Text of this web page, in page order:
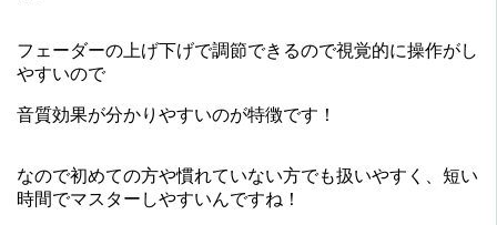
フェーダーの上げ下げで調節できるので視覚的に操作がし
やすいので
音質効果が分かりやすいのが特徴です！
なので初めての方や慣れていない方でも扱いやすく、短い
時間でマスターしやすいんですね！